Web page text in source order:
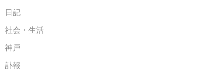
日記
社会・生活
神戸
訃報